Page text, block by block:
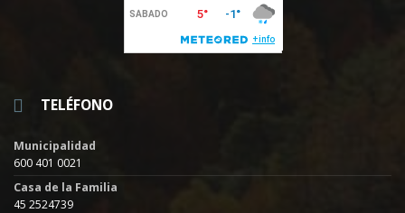
TELÉFONO
Municipalidad
600 401 0021
Casa de la Familia
45 2524739